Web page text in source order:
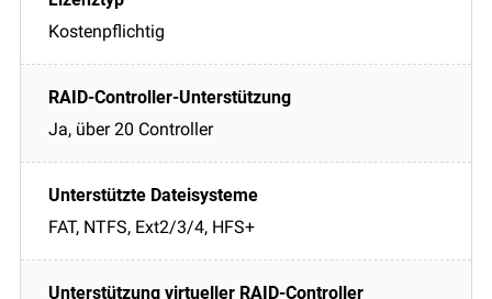
Kostenpflichtig
Ja, über 20 Controller
FAT, NTFS, Ext2/3/4, HFS+